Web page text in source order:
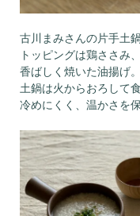
古川まみさんの片手土
トッピングは鶏ささみ
香ばしく焼いた油揚げ。
土鍋は火からおろして
冷めにくく、温かさを